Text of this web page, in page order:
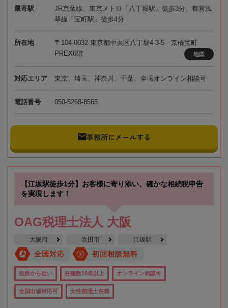
最寄駅
JR京葉線、東京メトロ「八丁堀駅」徒歩3分、都営浅
草線「宝町駅」徒歩4分
所在地
〒104-0032 東京都中央区八丁堀4-3-5 京橋宝町
PREX6階
地図
対応エリア 東京、埼玉、神奈川、千葉、全国オンライン相談可
電話番号 050-5268-8565
事務所にメールする
【江坂駅徒歩1分】お客様に寄り添い、確かな相続税申告
を実現します！
OAG税理士法人 大阪
大阪府 吹田市 江坂駅
全国対応 初回相談無料
役所から近い 在籍数10名以上 オンライン相談可
全国出張対応可 女性税理士在籍